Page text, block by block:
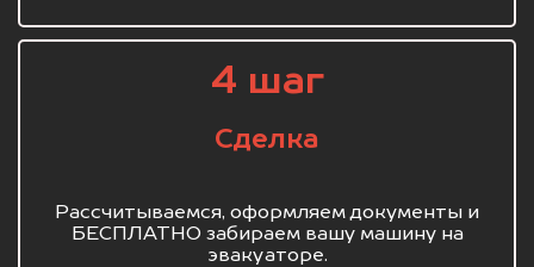
4 шаг
Сделка
Рассчитываемся, оформляем документы и
БЕСПЛАТНО забираем вашу машину на
эвакуаторе.